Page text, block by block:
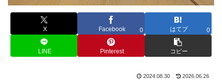
X Facebook 0 はてブ 0
LINE Pinterest コピー
2024.08.30 2026.06.26